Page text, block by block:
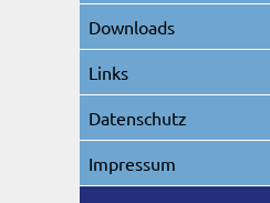
Downloads
Links
Datenschutz
Impressum